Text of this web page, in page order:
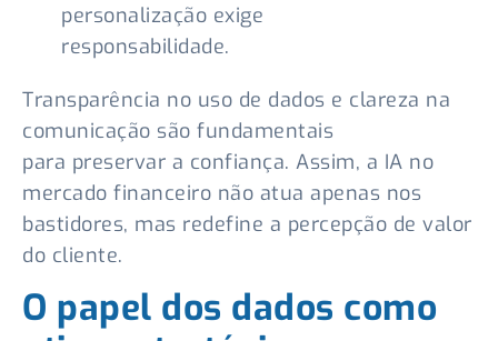
personalização exige
responsabilidade.
Transparência no uso de dados e clareza na
comunicação são fundamentais
para preservar a confiança. Assim, a IA no
mercado financeiro não atua apenas nos
bastidores, mas redefine a percepção de valor
do cliente.
O papel dos dados como